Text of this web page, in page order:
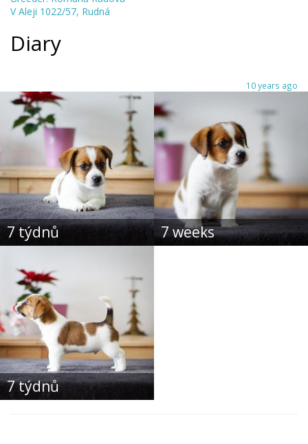
V Aleji 1022/57, Rudná
Diary
10 years ago
7 týdnů 7 weeks
7 týdnů